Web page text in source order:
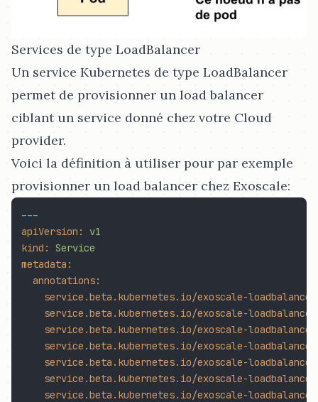
Services de type LoadBalancer
Un service Kubernetes de type LoadBalancer
permet de provisionner un load balancer
ciblant un service donné chez votre Cloud
provider.
Voici la définition à utiliser pour par exemple
provisionner un load balancer chez Exoscale:
---
apiVersion:
v1
kind:
Service
metadata:
annotations:
service.beta.kubernetes.io/exoscale-
service.beta.kubernetes.io/exoscale-
service.beta.kubernetes.io/exoscale-
service.beta.kubernetes.io/exoscale-
service.beta.kubernetes.io/exoscale-
service.beta.kubernetes.io/exoscale-
service.beta.kubernetes.io/exoscale-